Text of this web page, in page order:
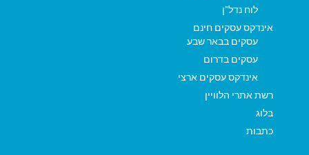
לוח נדל"ן
אינדקס עסקים חינם
עסקים בבאר שבע
עסקים בדרום
אינדקס עסקים ארצי
רשת אתרי הלוויין
בלוג
כתבות